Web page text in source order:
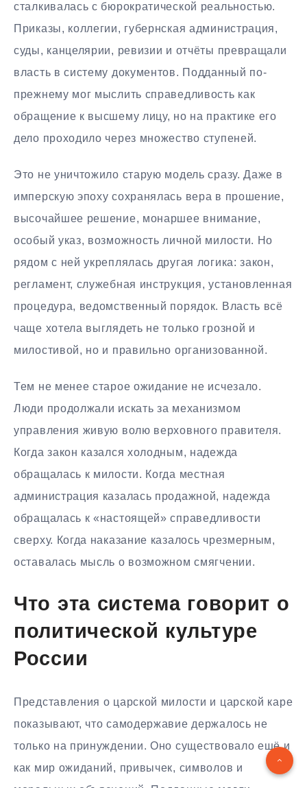
сталкивалась с бюрократической реальностью.
Приказы, коллегии, губернская администрация,
суды, канцелярии, ревизии и отчёты превращали
власть в систему документов. Подданный по-
прежнему мог мыслить справедливость как
обращение к высшему лицу, но на практике его
дело проходило через множество ступеней.
Это не уничтожило старую модель сразу. Даже в
имперскую эпоху сохранялась вера в прошение,
высочайшее решение, монаршее внимание,
особый указ, возможность личной милости. Но
рядом с ней укреплялась другая логика: закон,
регламент, служебная инструкция, установленная
процедура, ведомственный порядок. Власть всё
чаще хотела выглядеть не только грозной и
милостивой, но и правильно организованной.
Тем не менее старое ожидание не исчезало.
Люди продолжали искать за механизмом
управления живую волю верховного правителя.
Когда закон казался холодным, надежда
обращалась к милости. Когда местная
администрация казалась продажной, надежда
обращалась к «настоящей» справедливости
сверху. Когда наказание казалось чрезмерным,
оставалась мысль о возможном смягчении.
Что эта система говорит о
политической культуре
России
Представления о царской милости и царской каре
показывают, что самодержавие держалось не
только на принуждении. Оно существовало ещё и
как мир ожиданий, привычек, символов и